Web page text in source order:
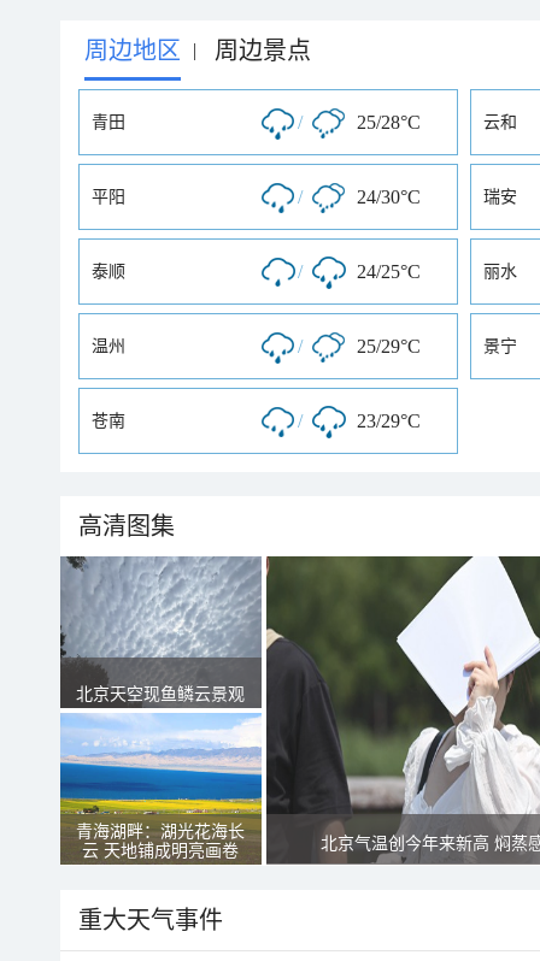
周边地区 | 周边景点
青田 / 25/28°C 云和
平阳 / 24/30°C 瑞安
泰顺 / 24/25°C 丽水
温州 / 25/29°C 景宁
苍南 / 23/29°C
高清图集
北京天空现鱼鳞云景观
青海湖畔：湖光花海长
云 天地铺成明亮画卷
北京气温创今年来新高 焖蒸
重大天气事件